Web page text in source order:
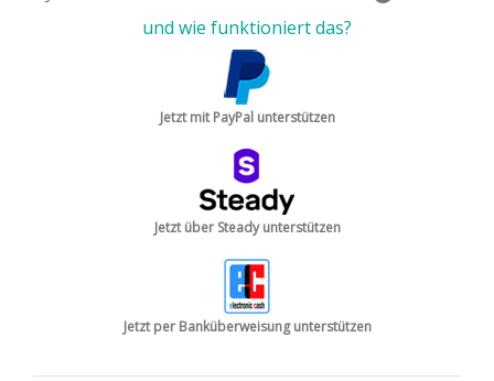
und wie funktioniert das?
Jetzt mit PayPal unterstützen
Jetzt über Steady unterstützen
Jetzt per Banküberweisung unterstützen